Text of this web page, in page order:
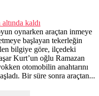
kaldı
oynarken araçtan inmeye
başlayan tekerleğin
bilgiye göre, ilçedeki
Kurt’un oğlu Ramazan
otomobilin anahtarını
Bir süre sonra araçtan...